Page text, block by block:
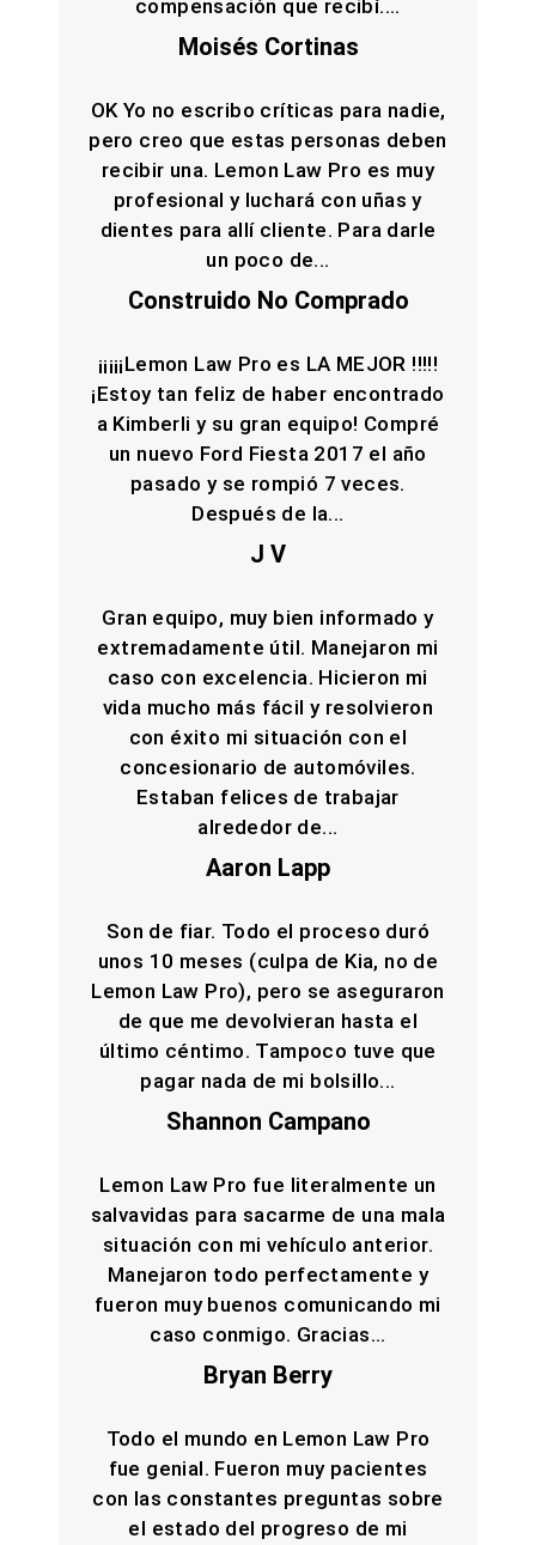
compensación que recibí....
Moisés Cortinas
OK Yo no escribo críticas para nadie,
pero creo que estas personas deben
recibir una. Lemon Law Pro es muy
profesional y luchará con uñas y
dientes para allí cliente. Para darle
un poco de...
Construido No Comprado
¡¡¡¡¡Lemon Law Pro es LA MEJOR !!!!!
¡Estoy tan feliz de haber encontrado
a Kimberli y su gran equipo! Compré
un nuevo Ford Fiesta 2017 el año
pasado y se rompió 7 veces.
Después de la...
J V
Gran equipo, muy bien informado y
extremadamente útil. Manejaron mi
caso con excelencia. Hicieron mi
vida mucho más fácil y resolvieron
con éxito mi situación con el
concesionario de automóviles.
Estaban felices de trabajar
alrededor de...
Aaron Lapp
Son de fiar. Todo el proceso duró
unos 10 meses (culpa de Kia, no de
Lemon Law Pro), pero se aseguraron
de que me devolvieran hasta el
último céntimo. Tampoco tuve que
pagar nada de mi bolsillo...
Shannon Campano
Lemon Law Pro fue literalmente un
salvavidas para sacarme de una mala
situación con mi vehículo anterior.
Manejaron todo perfectamente y
fueron muy buenos comunicando mi
caso conmigo. Gracias...
Bryan Berry
Todo el mundo en Lemon Law Pro
fue genial. Fueron muy pacientes
con las constantes preguntas sobre
el estado del progreso de mi